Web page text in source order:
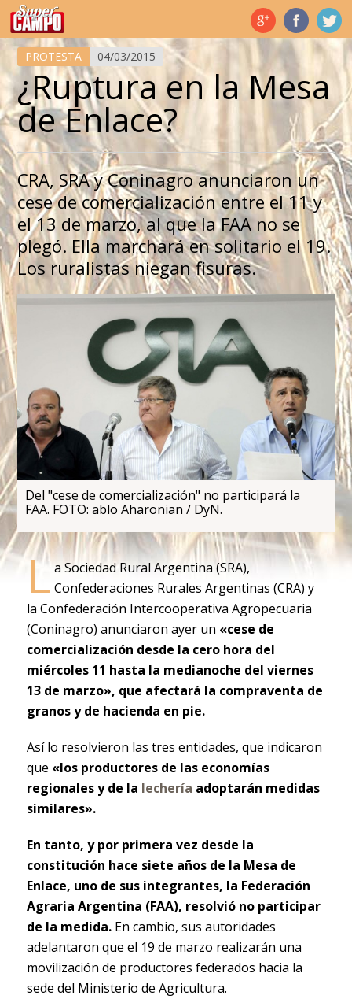
Temas de hoy
PROTESTA 04/03/2015
¿Ruptura en la Mesa
de Enlace?
CRA, SRA y Coninagro anunciaron un
cese de comercialización entre el 11 y
el 13 de marzo, al que la FAA no se
plegó. Ella marchará en solitario el 19.
Los ruralistas niegan fisuras.
Del "cese de comercialización" no participará la
FAA. FOTO: ablo Aharonian / DyN.
L a Sociedad Rural Argentina (SRA),
Confederaciones Rurales Argentinas (CRA) y
la Confederación Intercooperativa Agropecuaria
(Coninagro) anunciaron ayer un «cese de
comercialización desde la cero hora del
miércoles 11 hasta la medianoche del viernes
13 de marzo», que afectará la compraventa de
granos y de hacienda en pie.
Así lo resolvieron las tres entidades, que indicaron
que «los productores de las economías
regionales y de la lechería adoptarán medidas
similares».
En tanto, y por primera vez desde la
constitución hace siete años de la Mesa de
Enlace, uno de sus integrantes, la Federación
Agraria Argentina (FAA), resolvió no participar
de la medida. En cambio, sus autoridades
adelantaron que el 19 de marzo realizarán una
movilización de productores federados hacia la
sede del Ministerio de Agricultura.